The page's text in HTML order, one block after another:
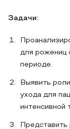
Задачи:
для рожениц
периоде.
Выявить
ухода для
интенсивной